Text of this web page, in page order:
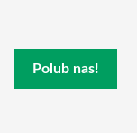
Polub nas!